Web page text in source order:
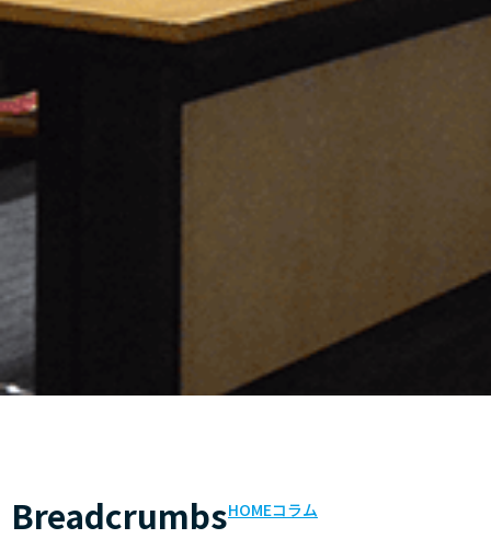
BreadcrumbsHOMEコラム